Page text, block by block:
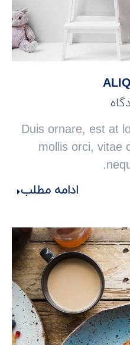
Duis ornare, est at
mollis orci, vitae
ادامه مطلب